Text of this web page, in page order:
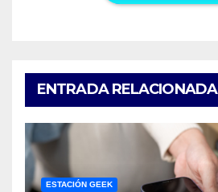
ENTRADA RELACIONADA
ESTACIÓN GEEK